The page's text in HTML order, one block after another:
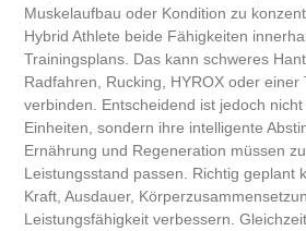
Muskelaufbau oder Kondition zu
Hybrid Athlete beide Fähigkeiten
Trainingsplans. Das kann schweres
Radfahren, Rucking, HYROX oder einer
verbinden. Entscheidend ist jedoch
Einheiten, sondern ihre intelligente
Ernährung und Regeneration müssen
Leistungsstand passen. Richtig geplant
Kraft, Ausdauer,
Leistungsfähigkeit verbessern.